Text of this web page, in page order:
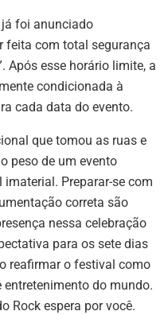
foi anunciado
feita com total segurança
. Após esse horário limite, a
condicionada à
cada data do evento.
que tomou as ruas e
peso de um evento
. Preparar-se com
correta são
nessa celebração
para os sete dias
reafirmar o festival como
do mundo.
Rock espera por você.